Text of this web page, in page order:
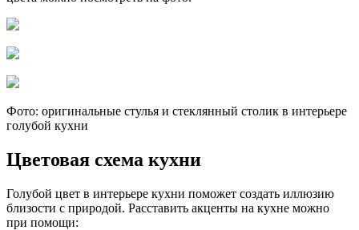
Фото: оригинальные стулья и стеклянный столик в интерьере
голубой кухни
Цветовая схема кухни
Голубой цвет в интерьере кухни поможет создать иллюзию
близости с природой. Расставить акценты на кухне можно
при помощи: